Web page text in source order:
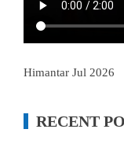
Himantar Jul 2026
RECENT